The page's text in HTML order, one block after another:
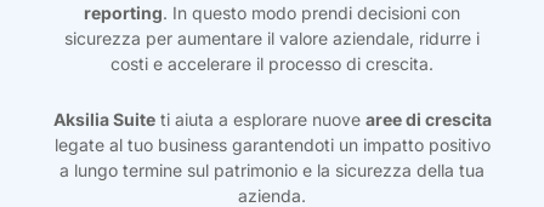
reporting. In questo modo prendi decisioni con
sicurezza per aumentare il valore aziendale, ridurre i
costi e accelerare il processo di crescita.
Aksilia Suiteti aiuta a esplorare nuove aree di crescita
legate al tuo business garantendoti un impatto positivo
a lungo termine sul patrimonio e la sicurezza della tua
azienda.